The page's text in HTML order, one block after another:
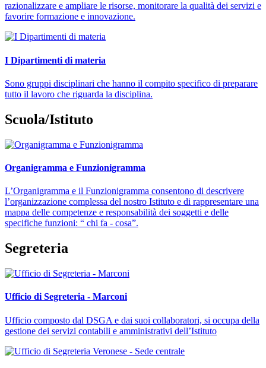
razionalizzare e ampliare le risorse, monitorare la qualità dei servizi e
favorire formazione e innovazione.
I Dipartimenti di materia
Sono gruppi disciplinari che hanno il compito specifico di preparare
tutto il lavoro che riguarda la disciplina.
Scuola/Istituto
Organigramma e Funzionigramma
L’Organigramma e il Funzionigramma consentono di descrivere
l’organizzazione complessa del nostro Istituto e di rappresentare una
mappa delle competenze e responsabilità dei soggetti e delle
specifiche funzioni: “ chi fa - cosa”.
Segreteria
Ufficio di Segreteria - Marconi
Ufficio composto dal DSGA e dai suoi collaboratori, si occupa della
gestione dei servizi contabili e amministrativi dell’Istituto